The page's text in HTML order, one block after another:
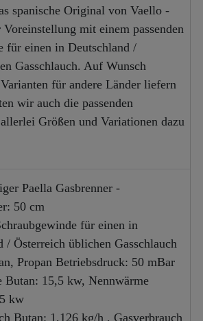
spanische Original von Vaello -
mit einem passenden
für einen in Deutschland /
Gasschlauch. Auf Wunsch
für andere Länder liefern
wir auch die passenden
Größen und Variationen dazu
Paella Gasbrenner -
50 cm
für einen in
/ Österreich üblichen Gasschlauch
Propan Betriebsdruck: 50 mBar
Butan: 15,5 kw, Nennwärme
kw
Butan: 1,126 kg/h , Gasverbrauch